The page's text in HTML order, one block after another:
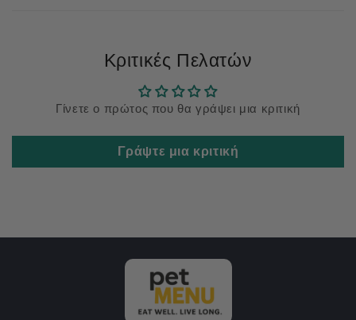
Κριτικές Πελατών
Γίνετε ο πρώτος που θα γράψει μια κριτική
Γράψτε μια κριτική